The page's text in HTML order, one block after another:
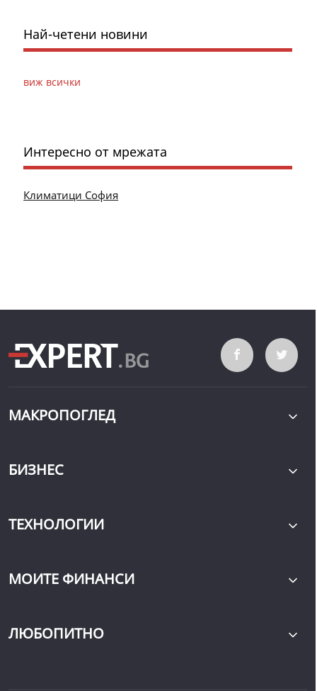
Най-четени новини
виж всички
Интересно от мрежата
Климатици София
МАКРОПОГЛЕД
БИЗНЕС
ТЕХНОЛОГИИ
МОИТЕ ФИНАНСИ
ЛЮБОПИТНО